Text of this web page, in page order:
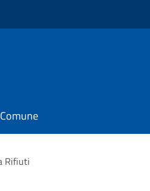
Rifiuti